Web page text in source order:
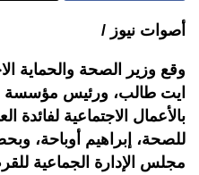
أصوات نيوز /
وقع وزير الصحة والحماية
ايت طالب، ورئيس مؤسسة
بالأعمال الاجتماعية لفائدة
للصحة، إبراهيم أوباحة،
مجلس الإدارة الجماعية